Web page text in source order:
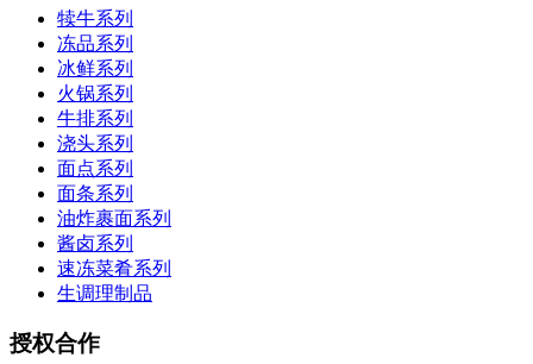
犊牛系列
冻品系列
冰鲜系列
火锅系列
牛排系列
浇头系列
面点系列
面条系列
油炸裹面系列
酱卤系列
速冻菜肴系列
生调理制品
授权合作